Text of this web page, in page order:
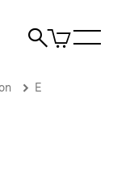
Suche
Artikel
im
E